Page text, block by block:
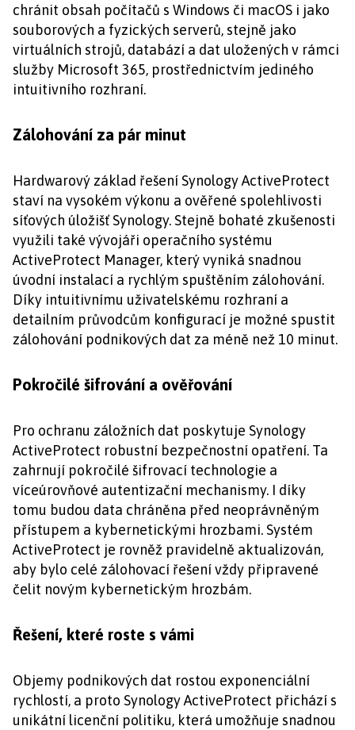
chránit obsah počítačů s Windows či macOS i jako
souborových a fyzických serverů, stejně jako
virtuálních strojů, databází a dat uložených v rámci
služby Microsoft 365, prostřednictvím jediného
intuitivního rozhraní.
Zálohování za pár minut
Hardwarový základ řešení Synology ActiveProtect
staví na vysokém výkonu a ověřené spolehlivosti
síťových úložišť Synology. Stejně bohaté zkušenosti
využili také vývojáři operačního systému
ActiveProtect Manager, který vyniká snadnou
úvodní instalací a rychlým spuštěním zálohování.
Díky intuitivnímu uživatelskému rozhraní a
detailním průvodcům konfigurací je možné spustit
zálohování podnikových dat za méně než 10 minut.
Pokročilé šifrování a ověřování
Pro ochranu záložních dat poskytuje Synology
ActiveProtect robustní bezpečnostní opatření. Ta
zahrnují pokročilé šifrovací technologie a
víceúrovňové autentizační mechanismy. I díky
tomu budou data chráněna před neoprávněným
přístupem a kybernetickými hrozbami. Systém
ActiveProtect je rovněž pravidelně aktualizován,
aby bylo celé zálohovací řešení vždy připravené
čelit novým kybernetickým hrozbám.
Řešení, které roste s vámi
Objemy podnikových dat rostou exponenciální
rychlostí, a proto Synology ActiveProtect přichází s
unikátní licenční politiku, která umožňuje snadnou